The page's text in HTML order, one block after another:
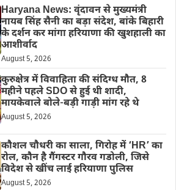
Haryana News: वृंदावन से मुख्यमंत्री
नायब सिंह सैनी का बड़ा संदेश, बांके बिहारी
के दर्शन कर मांगा हरियाणा की खुशहाली का
आशीर्वाद
August 5, 2026
कुरुक्षेत्र में विवाहिता की संदिग्ध मौत, 8
महीने पहले SDO से हुई थी शादी,
मायकेवाले बोले-बड़ी गाड़ी मांग रहे थे
August 5, 2026
कौशल चौधरी का साला, गिरोह में ‘HR’ का
रोल, कौन है गैंगस्टर गौरव गडोली, जिसे
विदेश से खींच लाई हरियाणा पुलिस
August 5, 2026